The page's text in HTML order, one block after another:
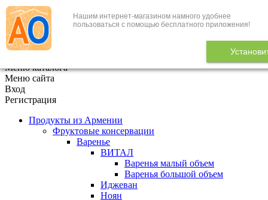
Нашим интернет-магазином намного удобнее
пользоваться с помощью бесплатного приложения!
+7 (495) 646-888-1
В корзине 0
Меню каталога
Меню сайта
Вход
Регистрация
Продукты из Армении
Фруктовые консервации
Варенье
ВИТАЛ
Варенья малый объем
Варенья большой объем
Иджеван
Ноян